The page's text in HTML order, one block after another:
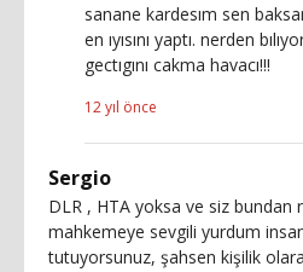
sanane kardesım sen
en ıyısını yaptı. nerden
gectıgını cakma havacı!!!
12 yıl önce
Sergio
DLR , HTA yoksa ve siz bundan
mahkemeye sevgili yurdum
tutuyorsunuz, şahsen kişilik